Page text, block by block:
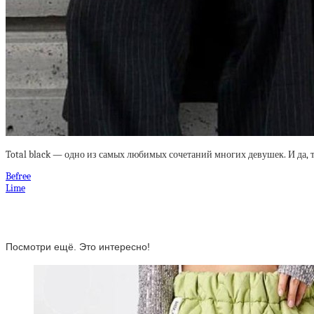
Total black — одно из самых любимых сочетаний многих девушек. И да,
Befree
Lime
Посмотри ещё. Это интересно!